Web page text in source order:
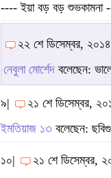
---- ইয়া বড় বড় শুভকামনা
২২ শে ডিসেম্বর,
নেবুলা মোর্শেদ বলেছেন:
৯|
২১ শে ডিসেম্বর,
ইমতিয়াজ ১৩ বলেছেন:
১০|
২১ শে ডিসেম্বর,